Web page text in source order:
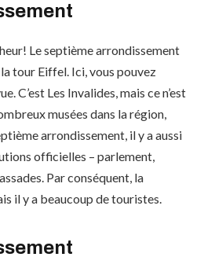
Le septième arrondissement
tour Eiffel. Ici, vous pouvez
C’est Les Invalides, mais ce n’est
musées dans la région,
arrondissement, il y a aussi
officielles – parlement,
Par conséquent, la
il y a beaucoup de touristes.